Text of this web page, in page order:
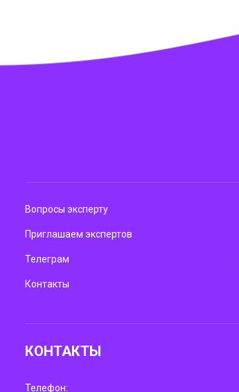
Вопросы эксперту
Приглашаем экспертов
Телеграм
Контакты
КОНТАКТЫ
Телефон: